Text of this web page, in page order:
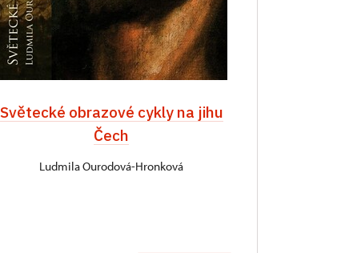
Světecké obrazové cykly na jihu
Čech
Ludmila Ourodová-Hronková